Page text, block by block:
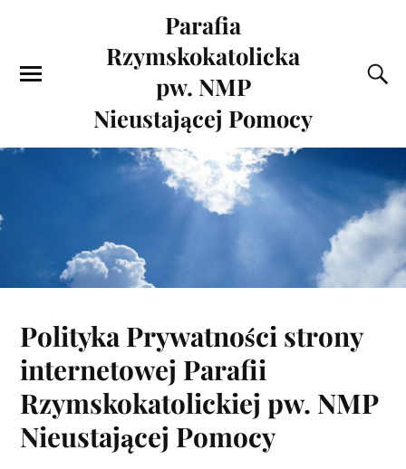
Parafia
Rzymskokatolicka
pw. NMP
Nieustającej Pomocy
Polityka Prywatności strony
internetowej Parafii
Rzymskokatolickiej pw. NMP
Nieustającej Pomocy